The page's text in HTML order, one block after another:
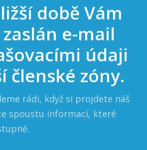
době Vám
e-mail
údaji
členské zóny.
rádi, když si projdete náš
spoustu informací, které